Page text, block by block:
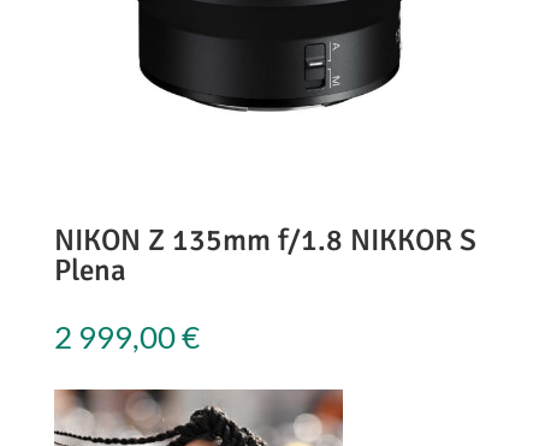
NIKON Z 135mm f/1.8 NIKKOR S
Plena
2 999,00€